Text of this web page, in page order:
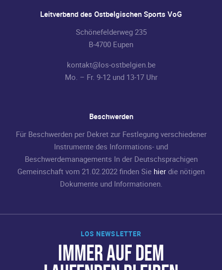
LOS NEWSLETTER
IMMER AUF DEM
Leitverband des Ostbelgischen Sports VoG
Schönefelderweg 235
B-4700 Eupen
kontakt@los-ostbelgien.be
Mo. – Fr. 9-12 und 13-17 Uhr
Beschwerden
Für Beschwerden per Dekret zur Festlegung verschiedener
Instrumente des Informations- und
Beschwerdemanagements In der Deutschsprachigen
Gemeinschaft vom 21.02.2022 finden Sie hier die nötigen
Dokumente und Informationen.